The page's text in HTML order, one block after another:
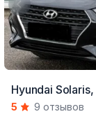
of
Hyundai Solaris,
5
9 отзывов